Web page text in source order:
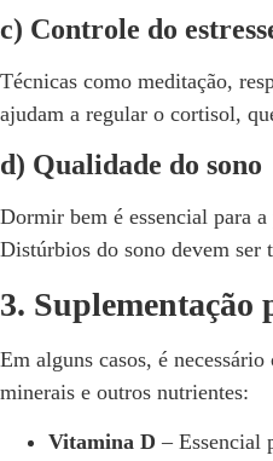
c) Controle do
Técnicas como meditação,
ajudam a regular o cortisol,
d) Qualidade do sono
Dormir bem é essencial para
Distúrbios do sono devem ser
3. Suplementação
Em alguns casos, é
minerais e outros nutrientes:
Vitamina D – Essencial